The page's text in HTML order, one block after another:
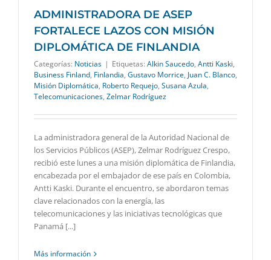
ADMINISTRADORA DE ASEP
FORTALECE LAZOS CON MISIÓN
DIPLOMÁTICA DE FINLANDIA
Categorías: Noticias | Etiquetas: Alkin Saucedo, Antti Kaski,
Business Finland, Finlandia, Gustavo Morrice, Juan C. Blanco,
Misión Diplomática, Roberto Requejo, Susana Azula,
Telecomunicaciones, Zelmar Rodríguez
La administradora general de la Autoridad Nacional de
los Servicios Públicos (ASEP), Zelmar Rodríguez Crespo,
recibió este lunes a una misión diplomática de Finlandia,
encabezada por el embajador de ese país en Colombia,
Antti Kaski. Durante el encuentro, se abordaron temas
clave relacionados con la energía, las
telecomunicaciones y las iniciativas tecnológicas que
Panamá [...]
Más información